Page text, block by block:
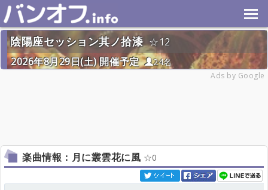
陰陽座セッション其ノ拾漆
12
2026年8月29日(土) 開催予定
24名
Ads by Google
楽曲情報：月に叢雲花に風 0